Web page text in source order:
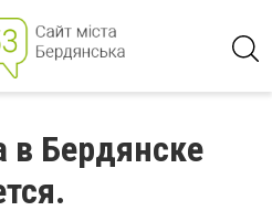
в Бердянске